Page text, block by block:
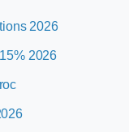
2026
2026